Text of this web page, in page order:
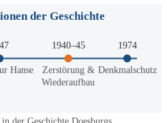
der Geschichte
Hanse
1940–45
Zerstörung &
Wiederaufbau
1974
Denkmalschutz
der Geschichte Doesburgs.